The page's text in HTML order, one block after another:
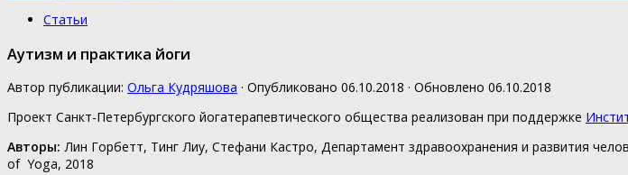
Статьи
Аутизм и практика йоги
Автор публикации: Ольга Кудряшова · Опубликовано 06.10.2018 · Обновлено 06.10.2018
Проект Санкт-Петербургского йогатерапевтического общества реализован при поддержке
Авторы: Лин Горбетт, Тинг Лиу, Стефани Кастро, Департамент здравоохранения и развития
of Yoga, 2018